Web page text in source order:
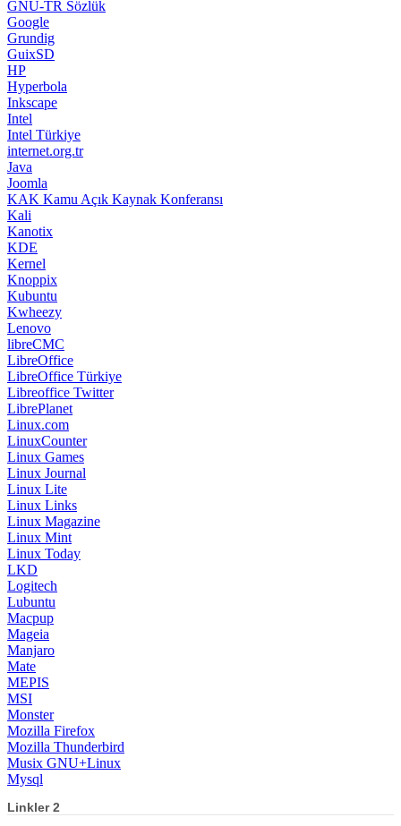
GNU-TR Sözlük
Google
Grundig
GuixSD
HP
Hyperbola
Inkscape
Intel
Intel Türkiye
internet.org.tr
Java
Joomla
KAK Kamu Açık Kaynak Konferansı
Kali
Kanotix
KDE
Kernel
Knoppix
Kubuntu
Kwheezy
Lenovo
libreCMC
LibreOffice
LibreOffice Türkiye
Libreoffice Twitter
LibrePlanet
Linux.com
LinuxCounter
Linux Games
Linux Journal
Linux Lite
Linux Links
Linux Magazine
Linux Mint
Linux Today
LKD
Logitech
Lubuntu
Macpup
Mageia
Manjaro
Mate
MEPIS
MSI
Monster
Mozilla Firefox
Mozilla Thunderbird
Musix GNU+Linux
Mysql
Linkler 2